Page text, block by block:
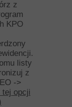
z
KPO
listy
z
->
tej opcji